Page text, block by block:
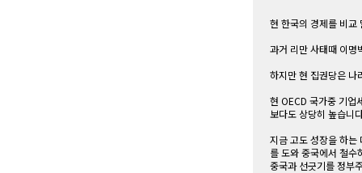
현 한국의 경제를 비
과거 리만 사태때 이명
하지만 현 집권당은 나
현 OECD 국가중 기업
보다도 상당히 높습니
지금 고도 성장을 하는
를 도와 중국에서 철수
중국과 선긋기를 정부